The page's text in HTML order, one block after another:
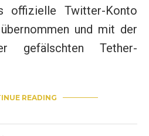
offizielle Twitter-Konto
und mit der
gefälschten Tether-
READING